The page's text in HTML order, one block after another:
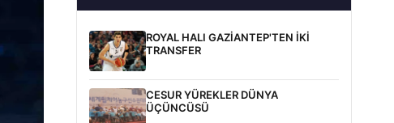
ROYAL HALI GAZİANTEP'TEN İKİ
TRANSFER
CESUR YÜREKLER DÜNYA
ÜÇÜNCÜSÜ